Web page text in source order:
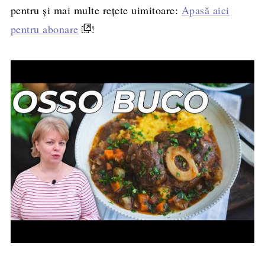
pentru și mai multe rețete uimitoare: Apasă aici
pentru abonare
!